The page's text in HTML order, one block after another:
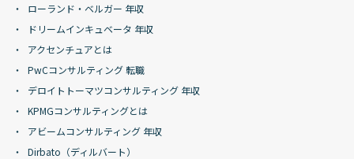
ローランド・ベルガー 年収
ドリームインキュベータ 年収
アクセンチュアとは
PwCコンサルティング 転職
デロイトトーマツコンサルティング 年収
KPMGコンサルティングとは
アビームコンサルティング 年収
Dirbato（ディルバート）